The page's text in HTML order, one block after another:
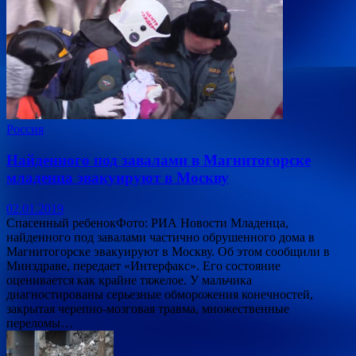
Россия
Найденного под завалами в Магнитогорске
младенца эвакуируют в Москву
02.01.2019
Спасенный ребенокФото: РИА Новости Младенца,
найденного под завалами частично обрушенного дома в
Магнитогорске эвакуируют в Москву. Об этом сообщили в
Минздраве, передает «Интерфакс». Его состояние
оценивается как крайне тяжелое. У мальчика
диагностированы серьезные обморожения конечностей,
закрытая черепно-мозговая травма, множественные
переломы…